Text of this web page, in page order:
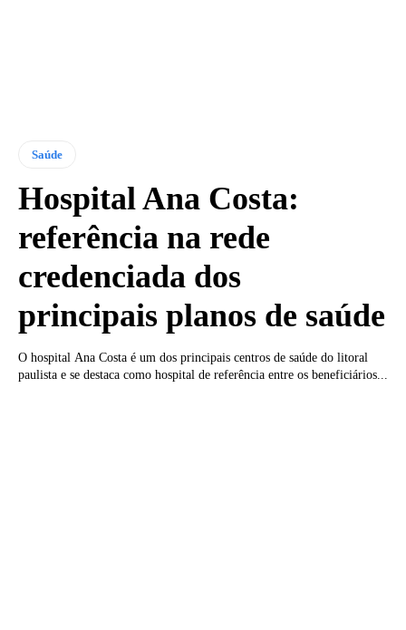
Saúde
Hospital Ana Costa:
referência na rede
credenciada dos
principais planos de saúde
O hospital Ana Costa é um dos principais centros de saúde do litoral
paulista e se destaca como hospital de referência entre os beneficiários...